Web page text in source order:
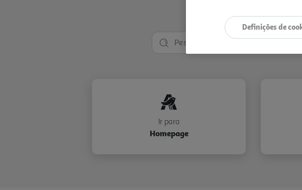
Ir para
Homepage
Definições de